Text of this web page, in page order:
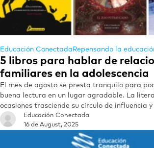
Educación Conectada Repensando la
5 libros para hablar de
familiares en la adolescencia
El mes de agosto se presta tranquilo para
buena lectura en un lugar agradable. La
ocasiones trasciende su círculo de influencia
Educación Conectada
16 de August, 2025